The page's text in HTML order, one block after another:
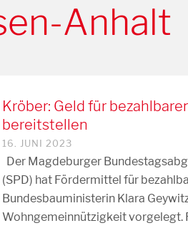
Anhalt
Kröber: Geld für
bereitstellen
16. JUNI 2023
Der Magdeburger
(SPD) hat Fördermittel für
Bundesbauministerin Klara
Wohngemeinnützigkeit vorgelegt.